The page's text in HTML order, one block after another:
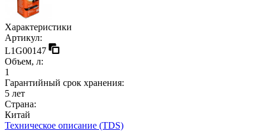
Характеристики
Артикул:
L1G00147
Объем, л:
1
Гарантийный срок хранения:
5 лет
Страна:
Китай
Техническое описание (TDS)